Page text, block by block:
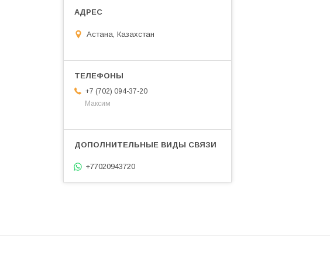
Астана, Казахстан
+7 (702) 094-37-20
Максим
+77020943720